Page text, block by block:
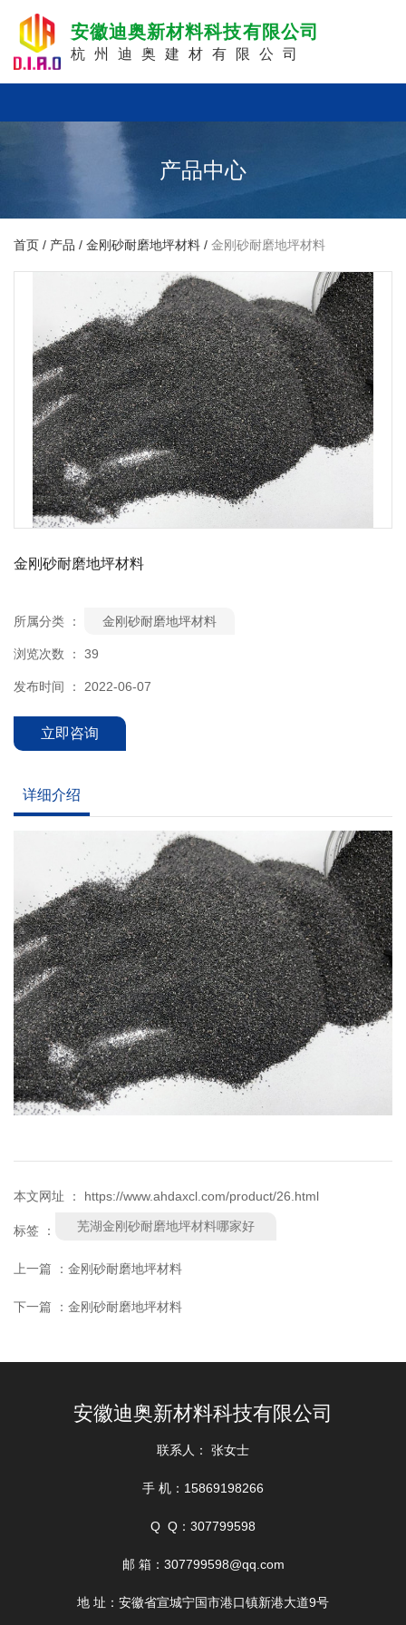
安徽迪奥新材料科技有限公司
杭州迪奥建材有限公司
产品中心
首页 / 产品 / 金刚砂耐磨地坪材料 / 金刚砂耐磨地坪材料
金刚砂耐磨地坪材料
所属分类 ： 金刚砂耐磨地坪材料
浏览次数 ： 39
发布时间 ： 2022-06-07
立即咨询
详细介绍
本文网址 ： https://www.ahdaxcl.com/product/26.html
标签 ： 芜湖金刚砂耐磨地坪材料哪家好
上一篇 ： 金刚砂耐磨地坪材料
下一篇 ： 金刚砂耐磨地坪材料
安徽迪奥新材料科技有限公司
联系人： 张女士
手 机：15869198266
Q Q：307799598
邮 箱：307799598@qq.com
地 址：安徽省宣城宁国市港口镇新港大道9号